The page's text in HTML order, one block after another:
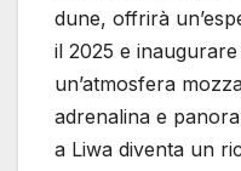
dune, offrirà
il 2025 e
un’atmosfera
adrenalina e
a Liwa diventa un